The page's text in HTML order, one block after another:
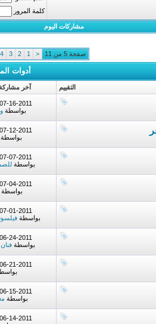
كلمة المرور
مشاركات اليوم
صفحة 5 من 11 <
1
2
3
4
أدوات
التقييم آخر
07-16-2011
بواسطة
07-12-2011
بواسطة
07-07-2011
بواسطة
07-04-2011
بواسطة
07-01-2011
بواسطة
06-24-2011
بواسطة
06-21-2011
06-15-2011
بواسطة
06-14-2011